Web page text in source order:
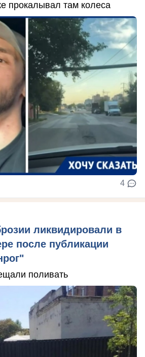
прокалывал там колеса
4
ликвидировали в
после публикации
поливать